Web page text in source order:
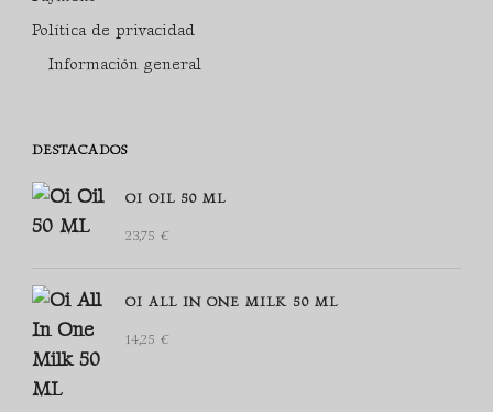
Política de privacidad
Información general
DESTACADOS
OI OIL 50 ML
23,75 €
OI ALL IN ONE MILK 50 ML
14,25 €